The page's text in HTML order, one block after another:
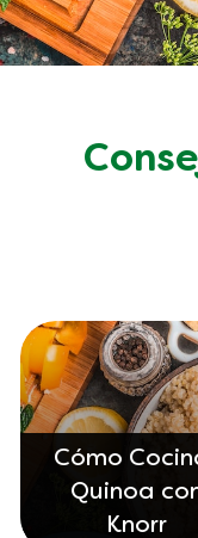
Cómo
Quinoa
Knorr